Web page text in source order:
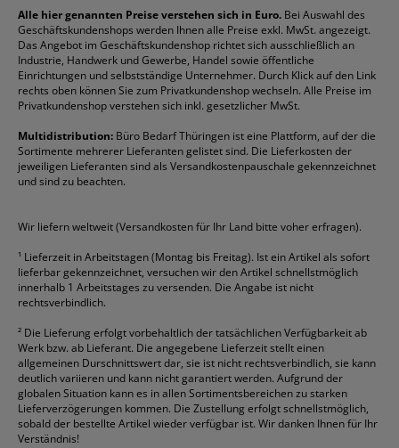
Reklamation / Retouren
Vertrag widerrufen (Privatkunden)
Rabatte & Aktionen
Briefumschläge
Druckerpatronen
Etiketten
Fineliner
Folienschreiber
Formulare
Gelschreiber
Geschäftsbücher
Klemmmappen
Kopierpapier
Korrekturmittel
Kugelschreiber
Mappen
Ordner
Packband
Permanentmarker
Taschenrechner
Textmarker
Tintenroller
Tintenpatronen
Toilettenpapier
Toner
Versandmaterial
Versandtaschen
Durable
DYMO
Edding
Esselte
Faber-Castell
Fellowes
Franken
Fripa
HP
Pentel
Pelikan
Pilot
Pritt
Schneider
Stabilo
Staedtler
alle Marken anzeigen
Alle hier genannten Preise verstehen sich in Euro. Bei Auswahl des
Geschäftskundenshops werden Ihnen alle Preise exkl. MwSt. angezeigt.
Das Angebot im Geschäftskundenshop richtet sich ausschließlich an
Industrie, Handwerk und Gewerbe, Handel sowie öffentliche
Einrichtungen und selbstständige Unternehmer. Durch Klick auf den Link
rechts oben können Sie zum Privatkundenshop wechseln. Alle Preise im
Privatkundenshop verstehen sich inkl. gesetzlicher MwSt.
Multidistribution: Büro Bedarf Thüringen ist eine Plattform, auf der die
Sortimente mehrerer Lieferanten gelistet sind. Die Lieferkosten der
jeweiligen Lieferanten sind als Versandkostenpauschale gekennzeichnet
und sind zu beachten.
Wir liefern weltweit (Versandkosten für Ihr Land bitte voher erfragen).
¹ Lieferzeit in Arbeitstagen (Montag bis Freitag). Ist ein Artikel als sofort
lieferbar gekennzeichnet, versuchen wir den Artikel schnellstmöglich
innerhalb 1 Arbeitstages zu versenden. Die Angabe ist nicht
rechtsverbindlich.
² Die Lieferung erfolgt vorbehaltlich der tatsächlichen Verfügbarkeit ab
Werk bzw. ab Lieferant. Die angegebene Lieferzeit stellt einen
allgemeinen Durschnittswert dar, sie ist nicht rechtsverbindlich, sie kann
deutlich variieren und kann nicht garantiert werden. Aufgrund der
globalen Situation kann es in allen Sortimentsbereichen zu starken
Lieferverzögerungen kommen. Die Zustellung erfolgt schnellstmöglich,
sobald der bestellte Artikel wieder verfügbar ist. Wir danken Ihnen für Ihr
Verständnis!